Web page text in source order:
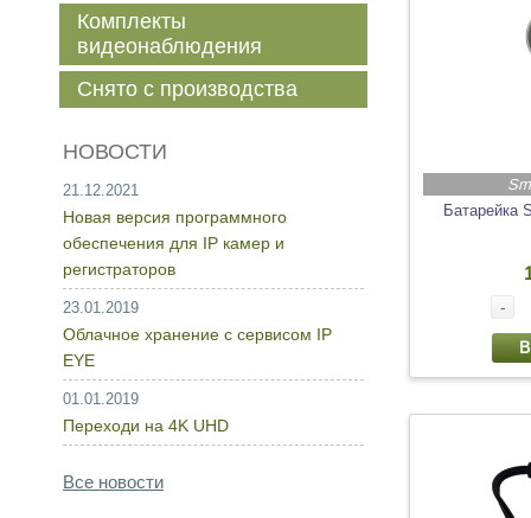
Батарейка
-
Комплекты
видеонаблюдения
Снято с производства
НОВОСТИ
21.12.2021
Новая версия программного
обеспечения для IP камер и
регистраторов
23.01.2019
Облачное хранение с сервисом IP
EYE
01.01.2019
Переходи на 4K UHD
Все новости